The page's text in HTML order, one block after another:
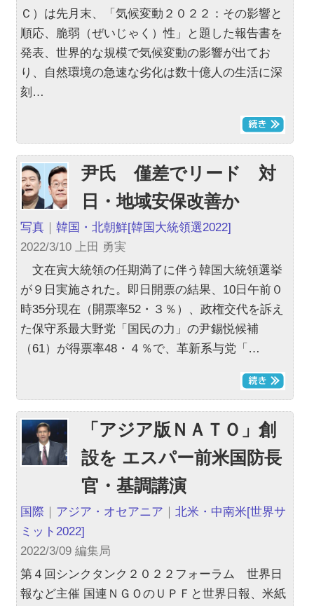
Ｃ）は先月末、「気候変動２０２２：その影響と
順応、脆弱（ぜいじゃく）性」と題した報告書を
発表、世界的な規模で気候変動の影響が出てお
り、自然環境の急速な劣化は数十億人の生活に深
刻…
尹氏 僅差でリード 対
日・地域安保改善か
写真 ｜韓国・北朝鮮[韓国大統領選2022]
2022/3/10 上田 勇実
文在寅大統領の任期満了に伴う韓国大統領選挙
が９日実施された。即日開票の結果、10日午前０
時35分現在（開票率52・３％）、政権交代を訴え
た保守系最大野党「国民の力」の尹錫悦候補
（61）が得票率48・４％で、革新系与党「…
「アジア版ＮＡＴＯ」創
設を エスパー前米国防長
官・基調講演
国際 ｜ アジア・オセアニア ｜北米・中南米[世界サ
ミット2022]
2022/3/09 編集局
第４回シンクタンク２０２２フォーラム 世界日
報など主催 国連ＮＧＯのＵＰＦと世界日報、米紙